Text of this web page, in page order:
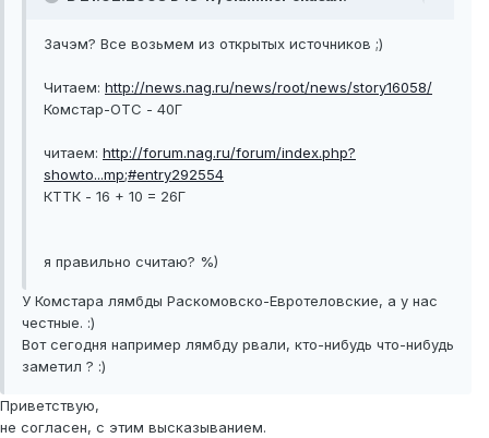
Зачэм? Все возьмем из открытых источников ;)
Читаем: http://news.nag.ru/news/root/news/story16058/
Комстар-ОТС - 40Г
читаем: http://forum.nag.ru/forum/index.php?
showto...mp;#entry292554
КТТК - 16 + 10 = 26Г
я правильно считаю? %)
У Комстара лямбды Раскомовско-Евротеловские, а у нас
честные. :)
Вот сегодня например лямбду рвали, кто-нибудь что-нибудь
заметил ? :)
Приветствую,
не согласен, с этим высказыванием.